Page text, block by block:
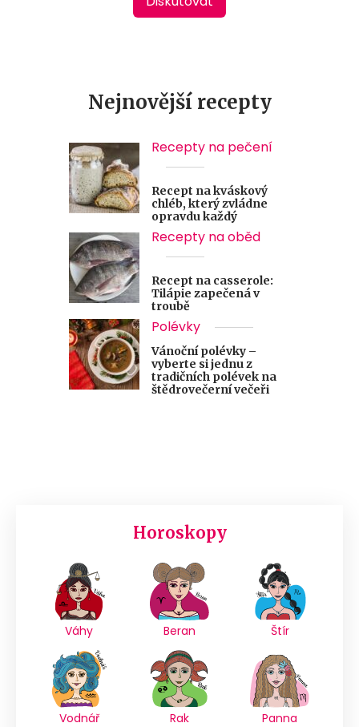
Nejnovější recepty
Recepty na pečení
Recept na kváskový
chléb, který zvládne
opravdu každý
Recepty na oběd
Recept na casserole:
Tilápie zapečená v
troubě
Polévky
Vánoční polévky –
vyberte si jednu z
tradičních polévek na
štědrovečerní večeři
Horoskopy
Váhy Beran Štír
Vodnář Rak Panna